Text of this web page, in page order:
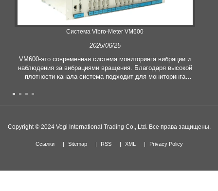
Система Vibro-Meter VM600
2025/06/25
VM600-это современная система мониторинга вибрации и
наблюдения за вибрациями вращения. Благодаря высокой
плотности канала система подходит для мониторинга
такими как полные машины и сложные установки.
Copyright © 2024 Vogi ​​International Trading Co., Ltd. Все права защищены.
Ссылки Sitemap RSS XML Privacy Policy